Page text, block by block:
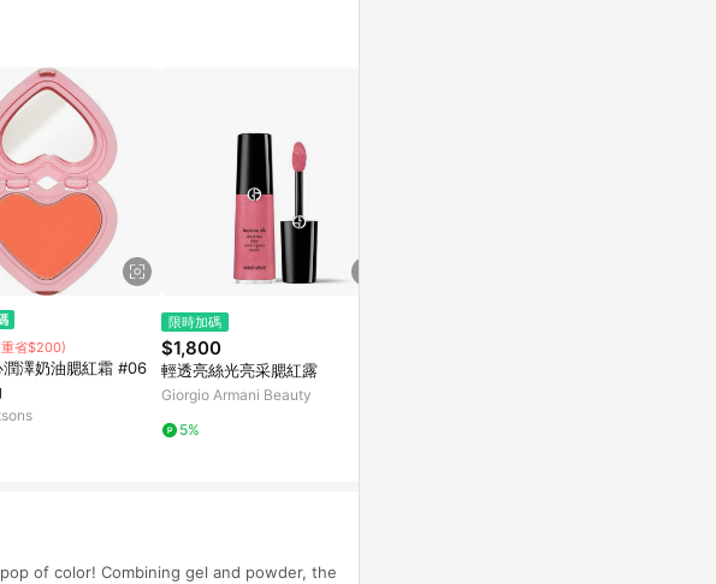
: 每一筆訂單皆需獨立從LINE購物完成
重省$200)
澤奶油腮紅霜 #06
限時加碼
$1,800
輕透亮絲光亮采腮紅露
Giorgio Armani Beauty
5%
of color! Combining gel and powder, the